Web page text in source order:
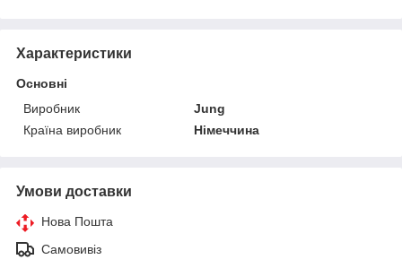
Характеристики
Основні
Виробник
Jung
Країна виробник
Німеччина
Умови доставки
Нова Пошта
Самовивіз